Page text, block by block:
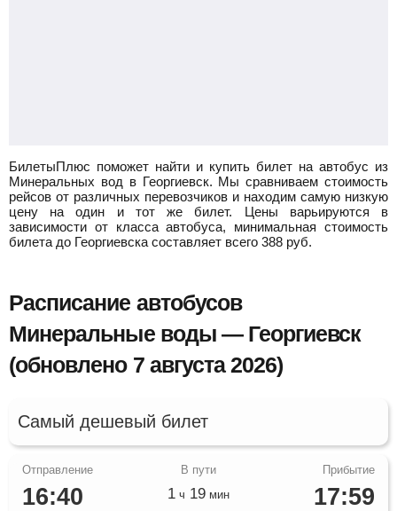
БилетыПлюс поможет найти и купить билет на автобус из
Минеральных вод в Георгиевск. Мы сравниваем стоимость
рейсов от различных перевозчиков и находим самую низкую
цену на один и тот же билет. Цены варьируются в
зависимости от класса автобуса, минимальная стоимость
билета до Георгиевска составляет всего 388 руб.
Расписание автобусов
Минеральные воды — Георгиевск
(обновлено 7 августа 2026)
Самый дешевый билет
16:40 17:59
1 ч 19 мин